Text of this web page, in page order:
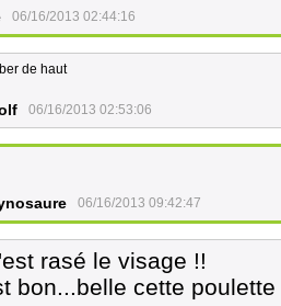
06/16/2013 02:44:16
de haut
06/16/2013 02:53:06
06/16/2013 09:42:47
rasé le visage !!
bon...belle cette poulette